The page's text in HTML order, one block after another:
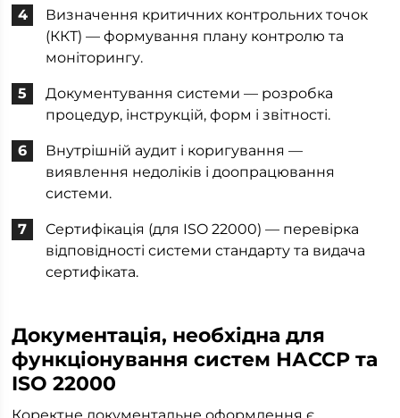
Визначення критичних контрольних точок
(ККТ) — формування плану контролю та
моніторингу.
Документування системи — розробка
процедур, інструкцій, форм і звітності.
Внутрішній аудит і коригування —
виявлення недоліків і доопрацювання
системи.
Сертифікація (для ISO 22000) — перевірка
відповідності системи стандарту та видача
сертифіката.
Документація, необхідна для
функціонування систем НАССР та
ISO 22000